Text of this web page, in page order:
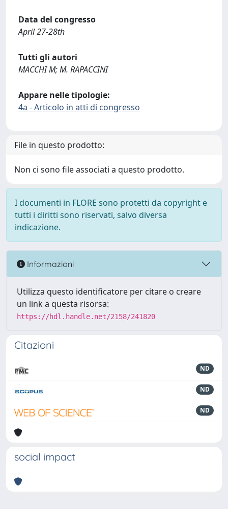
Data del congresso
April 27-28th
Tutti gli autori
MACCHI M; M. RAPACCINI
Appare nelle tipologie:
4a - Articolo in atti di congresso
File in questo prodotto:
Non ci sono file associati a questo prodotto.
I documenti in FLORE sono protetti da copyright e
tutti i diritti sono riservati, salvo diversa
indicazione.
Informazioni
Utilizza questo identificatore per citare o creare
un link a questa risorsa:
https://hdl.handle.net/2158/241820
Citazioni
ND
ND
ND
social impact